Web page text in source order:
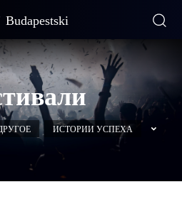
Budapestski
ИСТОРИИ УСПЕХА